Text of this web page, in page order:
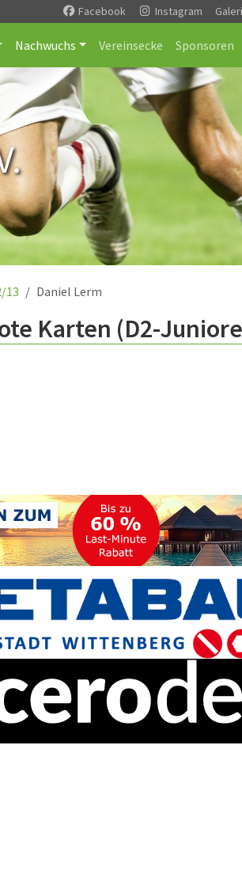
Facebook Instagram
Nachwuchs Vereinsecke Sponsoren
13 Daniel Lerm
Karten (D2-